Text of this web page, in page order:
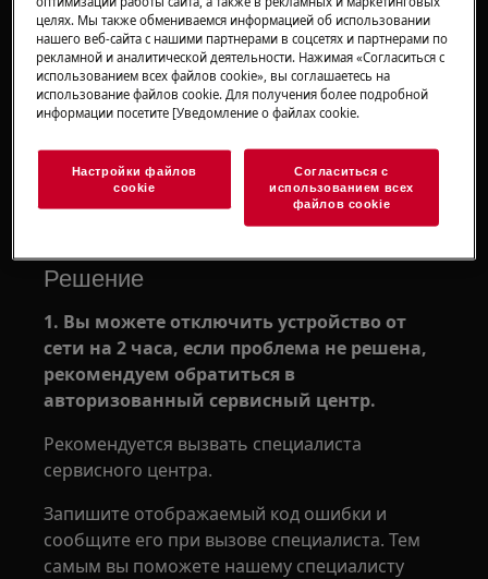
перегревом машины или неисправность
нагревательного устройства.
Применяется к
Стиральная машина с фронтальной
загрузкой (встроенная или
отдельностоящая)
Стиральная машина с верхней загрузкой
Решение
1. Вы можете отключить устройство от
сети на 2 часа, если проблема не решена,
рекомендуем обратиться в
авторизованный сервисный центр.
Рекомендуется вызвать специалиста
сервисного центра.
Запишите отображаемый код ошибки и
сообщите его при вызове специалиста. Тем
самым вы поможете нашему специалисту
целях. Мы также обмениваемся информацией об использовании
нашего веб-сайта с нашими партнерами в соцсетях и партнерами по
рекламной и аналитической деятельности. Нажимая «Согласиться с
использованием всех файлов cookie», вы соглашаетесь на
использование файлов cookie. Для получения более подробной
информации посетите [Уведомление о файлах cookie.
Настройки файлов
cookie
Согласиться с
использованием всех
файлов cookie